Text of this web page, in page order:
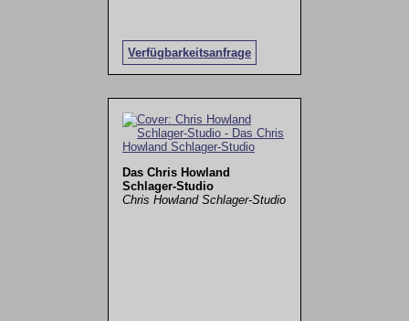
Verfügbarkeitsanfrage
Das Chris Howland
Schlager-Studio
Chris Howland Schlager-Studio